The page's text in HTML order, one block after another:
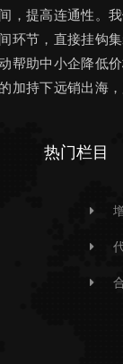
，提高连通性。
环节，直接挂钩
帮助中小企降低
加持下远销出海，
热门栏目